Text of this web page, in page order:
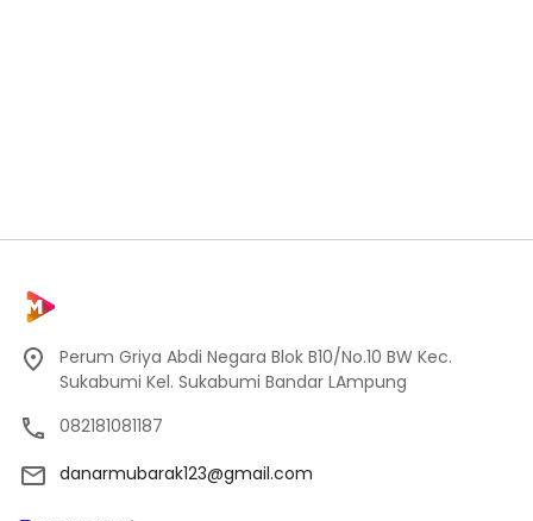
Perum Griya Abdi Negara Blok B10/No.10 BW Kec.
Sukabumi Kel. Sukabumi Bandar LAmpung
082181081187
danarmubarak123@gmail.com